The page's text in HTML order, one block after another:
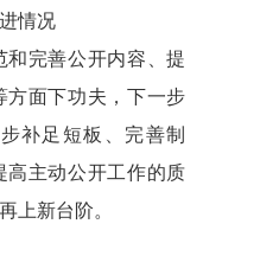
情况
和完善公开内容、提
方面下功夫 ，下一步
补足短板、完善制
高主动公开工作的质
上新台阶。